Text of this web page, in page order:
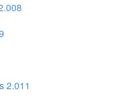
2.011